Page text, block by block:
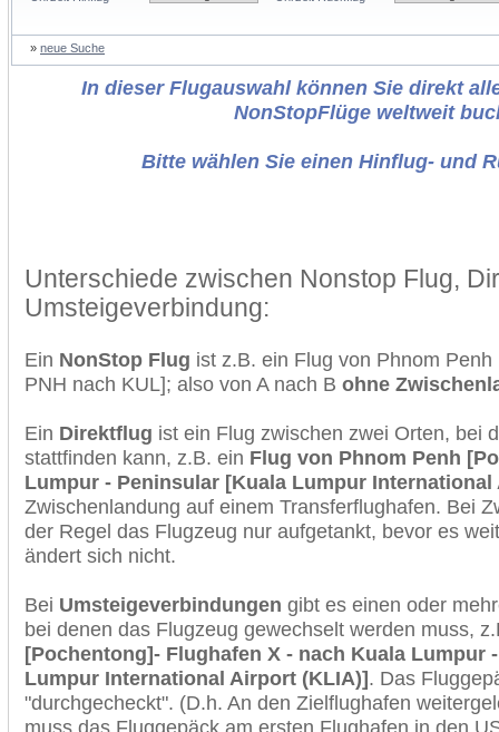
» neue Suche
In dieser Flugauswahl können Sie direkt
NonStopFlüge weltweit
Bitte wählen Sie einen Hinflug- und
Unterschiede zwischen Nonstop Flug,
Umsteigeverbindung:
Ein NonStop Flug ist z.B. ein Flug von Phnom
PNH nach KUL]; also von A nach B ohne
Ein Direktflug ist ein Flug zwischen zwei Orten, bei
stattfinden kann, z.B. ein Flug von Phnom Penh
Lumpur - Peninsular [Kuala Lumpur
Zwischenlandung auf einem Transferflughafen. Bei
der Regel das Flugzeug nur aufgetankt, bevor es
ändert sich nicht.
Bei Umsteigeverbindungen gibt es einen oder
bei denen das Flugzeug gewechselt werden muss,
[Pochentong]- Flughafen X - nach Kuala Lumpur
Lumpur International Airport (KLIA)]. Das
"durchgecheckt". (D.h. An den Zielflughafen
muss das Fluggepäck am ersten Flughafen in den